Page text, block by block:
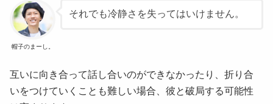
帽子のまーし。
それでも冷静さを失ってはいけません。
互いに向き合って話し合いのができなかったり、折り合
いをつけていくことも難しい場合、彼と破局する可能性